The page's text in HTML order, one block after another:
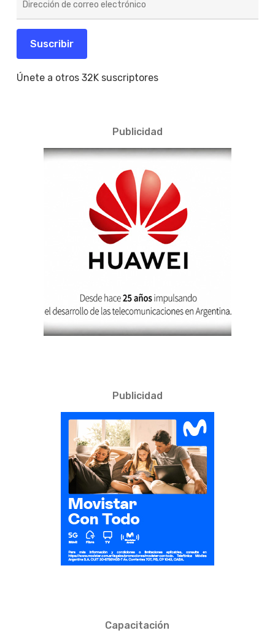
de
electrónico
Suscribir
Únete a otros 32K suscriptores
Publicidad
Publicidad
Capacitación